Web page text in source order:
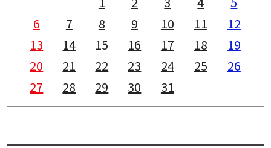
6
7 8 9 10 11
12
13
14 15 16 17 18
19
20
21 22 23 24 25
26
27
28 29 30 31